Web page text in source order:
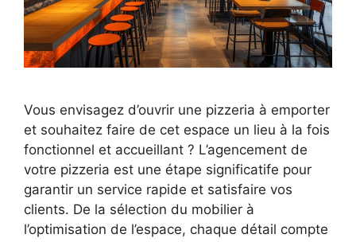
Vous envisagez d’ouvrir une pizzeria à emporter
et souhaitez faire de cet espace un lieu à la fois
fonctionnel et accueillant ? L’agencement de
votre pizzeria est une étape significatife pour
garantir un service rapide et satisfaire vos
clients. De la sélection du mobilier à
l’optimisation de l’espace, chaque détail compte